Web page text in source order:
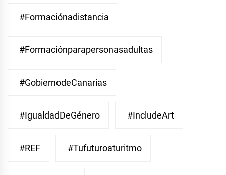
#Formaciónadistancia
#Formaciónparapersonasadultas
#GobiernodeCanarias
#IgualdadDeGénero #IncludeArt
#REF #Tufuturoaturitmo